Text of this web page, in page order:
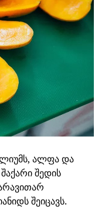
ალფა და
შედის
შეიცავს.